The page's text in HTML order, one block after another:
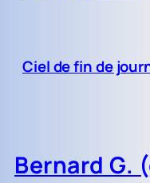
Ciel de fin de
Bernard G.